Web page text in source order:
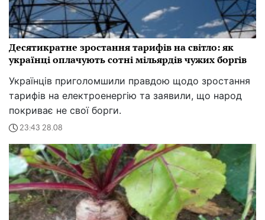
Десятикратне зростання тарифів на світло: як
українці оплачують сотні мільярдів чужих боргів
Українців приголомшили правдою щодо зростання
тарифів на електроенергію та заявили, що народ
покриває не свої борги.
23:43 28.08